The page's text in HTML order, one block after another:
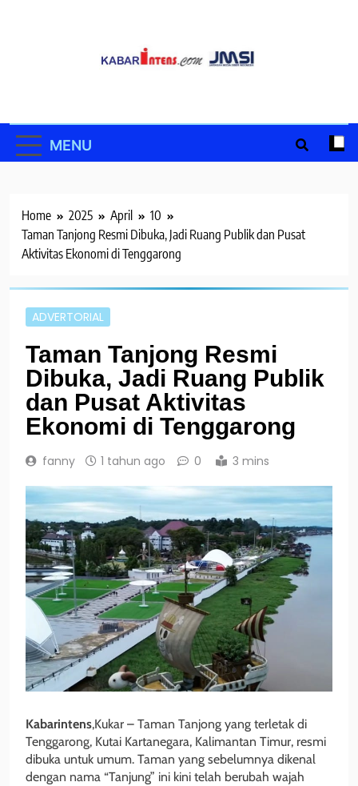
MENU
Home 2025 April
10
Taman Tanjong Resmi Dibuka, Jadi Ruang Publik dan Pusat
Aktivitas Ekonomi di Tenggarong
ADVERTORIAL
Taman Tanjong Resmi
Dibuka, Jadi Ruang Publik
dan Pusat Aktivitas
Ekonomi di Tenggarong
fanny 1 tahun ago 0 3 mins
Kabarintens,Kukar – Taman Tanjong yang terletak di
Tenggarong, Kutai Kartanegara, Kalimantan Timur, resmi
dibuka untuk umum. Taman yang sebelumnya dikenal
dengan nama “Tanjung” ini kini telah berubah wajah